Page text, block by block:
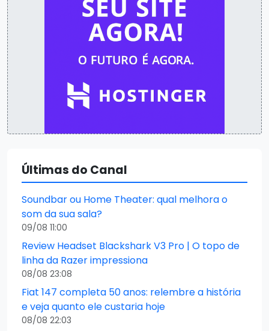
Últimas do Canal
Soundbar ou Home Theater: qual melhora o
som da sua sala?
09/08 11:00
Review Headset Blackshark V3 Pro | O topo de
linha da Razer impressiona
08/08 23:08
Fiat 147 completa 50 anos: relembre a história
e veja quanto ele custaria hoje
08/08 22:03